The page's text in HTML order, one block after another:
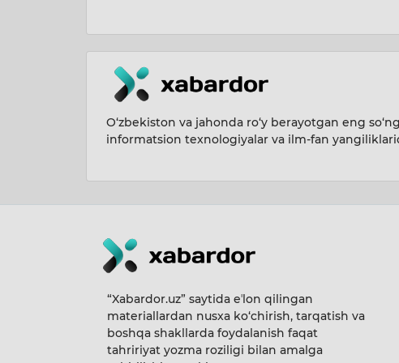
O‘zbekiston va jahonda ro‘y berayotgan eng
informatsion texnologiyalar va ilm-fan
“Xabardor.uz” saytida eʼlon qilingan
materiallardan nusxa ko‘chirish, tarqatish va
boshqa shakllarda foydalanish faqat
tahririyat yozma roziligi bilan amalga